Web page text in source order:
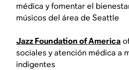
médica y fomentar el
músicos del área de Seattle
Jazz Foundation of America
sociales y atención médica a
indigentes